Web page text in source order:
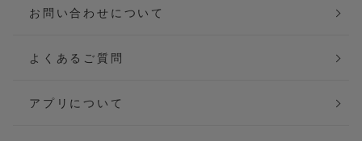
お問い合わせについて
よくあるご質問
アプリについて